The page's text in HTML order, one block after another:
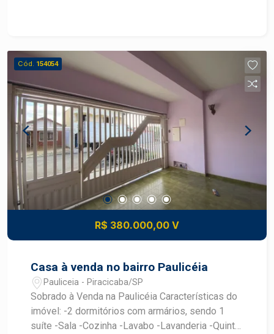
Cód. 154054
R$ 380.000,00 V
Casa à venda no bairro Paulicéia
Pauliceia - Piracicaba/SP
Sobrado à Venda na Paulicéia Características do
imóvel: -2 dormitórios com armários, sendo 1
suíte -Sala -Cozinha -Lavabo -Lavanderia -Quintal